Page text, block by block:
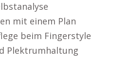
mit einem Plan
beim Fingerstyle
Plektrumhaltung